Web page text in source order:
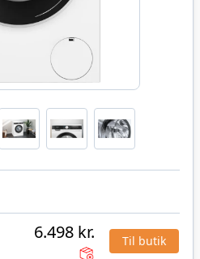
6.498 kr. Til butik